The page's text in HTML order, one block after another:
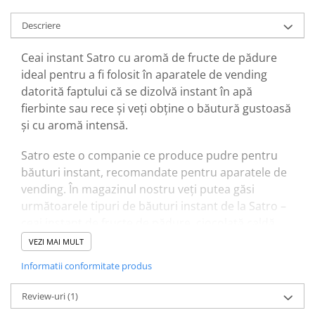
Descriere
Ceai instant Satro cu aromă de fructe de pădure
ideal pentru a fi folosit în aparatele de vending
datorită faptului că se dizolvă instant în apă
fierbinte sau rece și veți obține o băutură gustoasă
și cu aromă intensă.
Satro este o companie ce produce pudre pentru
băuturi instant, recomandate pentru aparatele de
vending. În magazinul nostru veți putea găsi
următoarele tipuri de băuturi instant de la Satro –
cremoasă și cu gust intens, ceai cu aromă de
fructe de pădure:
VEZI MAI MULT
Informatii conformitate produs
Review-uri(1)